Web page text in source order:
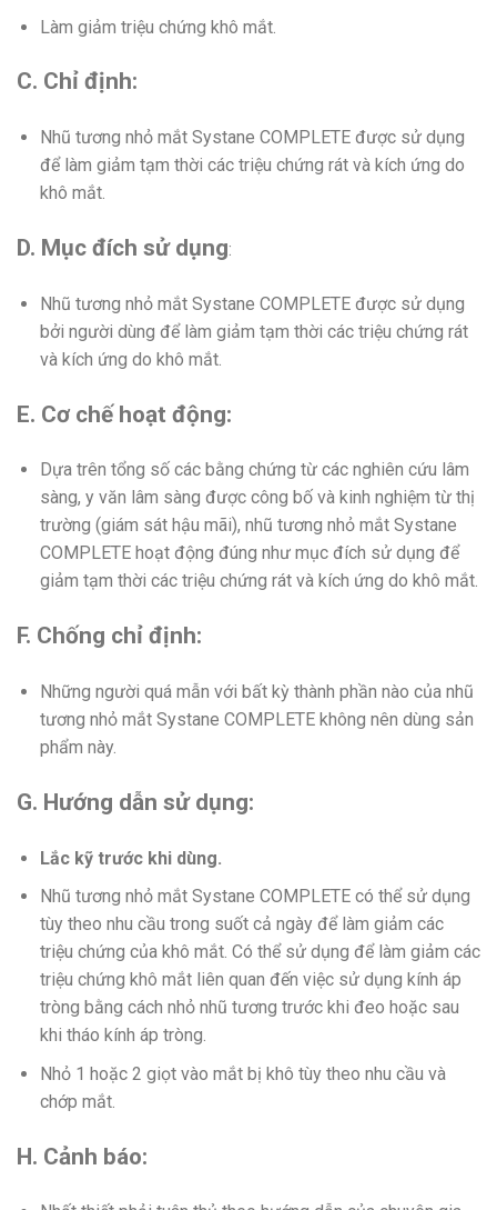
Làm giảm triệu chứng khô mắt.
C. Chỉ định:
Nhũ tương nhỏ mắt Systane COMPLETE được sử dụng
để làm giảm tạm thời các triệu chứng rát và kích ứng do
khô mắt.
D. Mục đích sử dụng:
Nhũ tương nhỏ mắt Systane COMPLETE được sử dụng
bởi người dùng để làm giảm tạm thời các triệu chứng rát
và kích ứng do khô mắt.
E. Cơ chế hoạt động:
Dựa trên tổng số các bằng chứng từ các nghiên cứu lâm
sàng, y văn lâm sàng được công bố và kinh nghiệm từ thị
trường (giám sát hậu mãi), nhũ tương nhỏ mắt Systane
COMPLETE hoạt động đúng như mục đích sử dụng để
giảm tạm thời các triệu chứng rát và kích ứng do khô mắt.
F. Chống chỉ định:
Những người quá mẫn với bất kỳ thành phần nào của nhũ
tương nhỏ mắt Systane COMPLETE không nên dùng sản
phẩm này.
G. Hướng dẫn sử dụng:
Lắc kỹ trước khi dùng.
Nhũ tương nhỏ mắt Systane COMPLETE có thể sử dụng
tùy theo nhu cầu trong suốt cả ngày để làm giảm các
triệu chứng của khô mắt. Có thể sử dụng để làm giảm các
triệu chứng khô mắt liên quan đến việc sử dụng kính áp
tròng bằng cách nhỏ nhũ tương trước khi đeo hoặc sau
khi tháo kính áp tròng.
Nhỏ 1 hoặc 2 giọt vào mắt bị khô tùy theo nhu cầu và
chớp mắt.
H. Cảnh báo: